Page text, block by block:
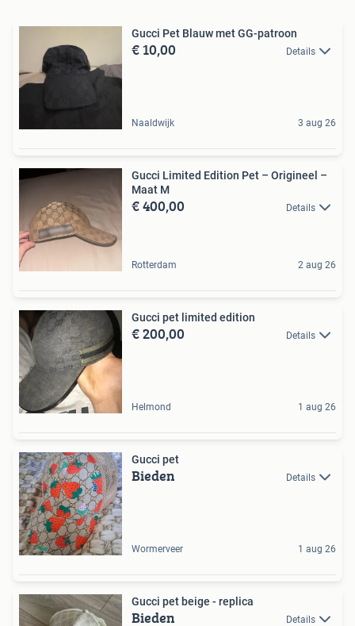
Gucci Pet Blauw met GG-patroon
€ 10,00 Details
Naaldwijk 3 aug 26
Gucci Limited Edition Pet – Origineel –
Maat M
€ 400,00 Details
Rotterdam 2 aug 26
Gucci pet limited edition
€ 200,00 Details
Helmond 1 aug 26
Gucci pet
Bieden Details
Wormerveer 1 aug 26
Gucci pet beige - replica
Bieden Details